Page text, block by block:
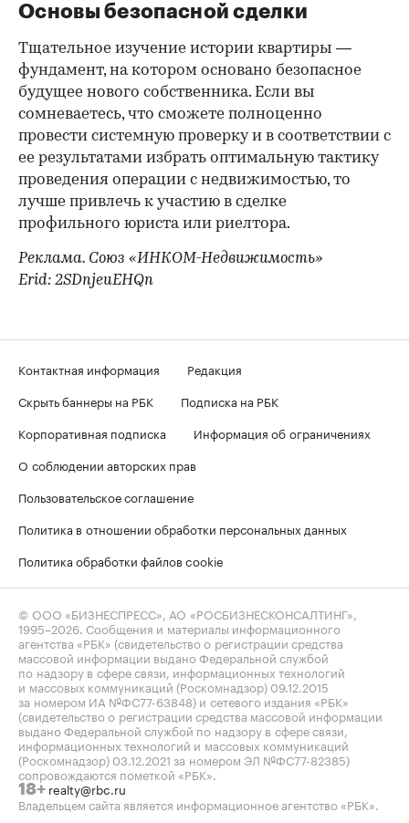
Основы безопасной сделки
Тщательное изучение истории квартиры —
фундамент, на котором основано безопасное
будущее нового собственника. Если вы
сомневаетесь, что сможете полноценно
провести системную проверку и в соответствии с
ее результатами избрать оптимальную тактику
проведения операции с недвижимостью, то
лучше привлечь к участию в сделке
профильного юриста или риелтора.
Реклама. Союз «ИНКОМ-Недвижимость»
Erid: 2SDnjeuEHQn
Контактная информация
Редакция
Скрыть баннеры на РБК
Подписка на РБК
Корпоративная подписка
Информация об ограничениях
О соблюдении авторских прав
Пользовательское соглашение
Политика в отношении обработки персональных данных
Политика обработки файлов cookie
© ООО «БИЗНЕСПРЕСС», АО «РОСБИЗНЕСКОНСАЛТИНГ»,
1995–2026 . Сообщения и материалы информационного
агентства «РБК» (свидетельство о регистрации средства
массовой информации выдано Федеральной службой
по надзору в сфере связи, информационных технологий
и массовых коммуникаций (Роскомнадзор) 09.12.2015
за номером ИА №ФС77-63848) и сетевого издания «РБК»
(свидетельство о регистрации средства массовой информации
выдано Федеральной службой по надзору в сфере связи,
информационных технологий и массовых коммуникаций
(Роскомнадзор) 03.12.2021 за номером ЭЛ №ФС77-82385)
сопровождаются пометкой «РБК».
18+ realty@rbc.ru
Владельцем сайта является информационное агентство «РБК».